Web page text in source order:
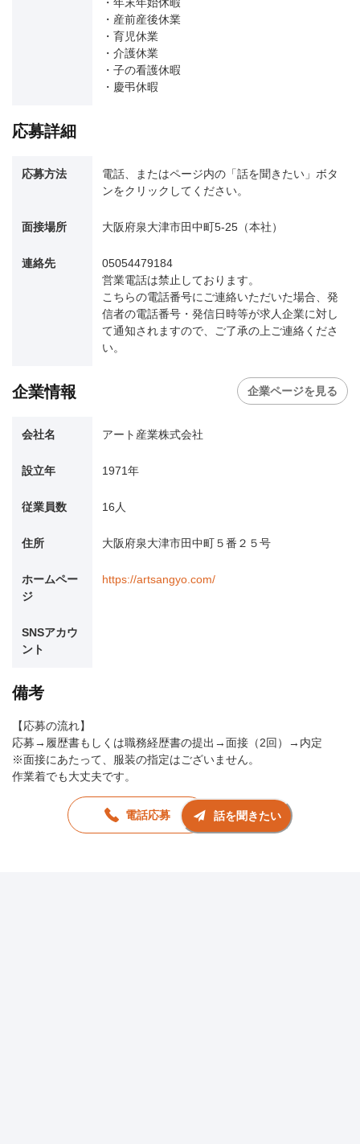
・年末年始休暇
・産前産後休業
・育児休業
・介護休業
・子の看護休暇
・慶弔休暇
応募詳細
応募方法
電話、またはページ内の「話を聞きたい」ボタ
ンをクリックしてください。
面接場所 大阪府泉大津市田中町5-25（本社）
連絡先
05054479184
営業電話は禁止しております。
こちらの電話番号にご連絡いただいた場合、発
信者の電話番号・発信日時等が求人企業に対し
て通知されますので、ご了承の上ご連絡くださ
い。
企業情報 企業ページを見る
会社名 アート産業株式会社
設立年 1971年
従業員数 16人
住所 大阪府泉大津市田中町５番２５号
ホームペー
ジ
https://artsangyo.com/
SNSアカウ
ント
備考
【応募の流れ】
応募→履歴書もしくは職務経歴書の提出→面接（2回）→内定
※面接にあたって、服装の指定はございません。
作業着でも大丈夫です。
電話応募 話を聞きたい